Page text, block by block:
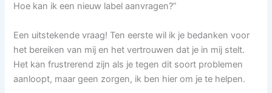
Hoe kan ik een nieuw label aanvragen?”
Een uitstekende vraag! Ten eerste wil ik je bedanken voor
het bereiken van mij en het vertrouwen dat je in mij stelt.
Het kan frustrerend zijn als je tegen dit soort problemen
aanloopt, maar geen zorgen, ik ben hier om je te helpen.